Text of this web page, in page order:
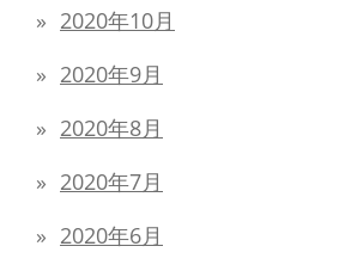
2020年10月
2020年9月
2020年8月
2020年7月
2020年6月